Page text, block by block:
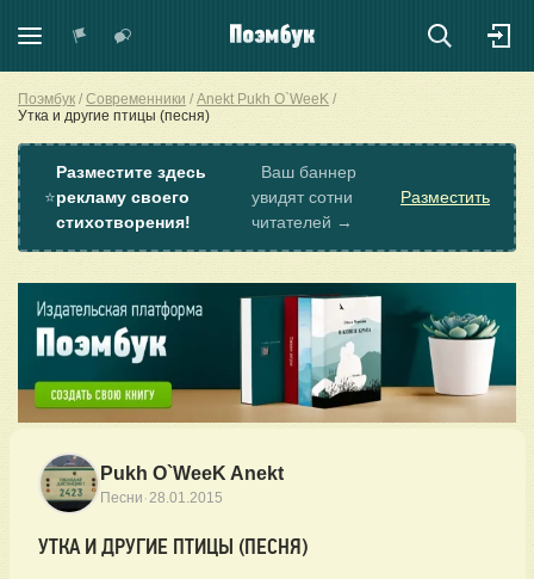
Поэмбук Современники
Anekt Pukh O`WeeK
Утка и другие птицы (песня)
⭐
Разместите здесь
рекламу своего
стихотворения!
Ваш баннер
увидят сотни
читателей →
Разместить
Pukh O`WeeK Anekt
Песни ·28.01.2015
УТКА И ДРУГИЕ ПТИЦЫ (ПЕСНЯ)